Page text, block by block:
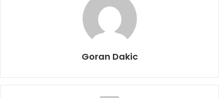
Goran Dakic